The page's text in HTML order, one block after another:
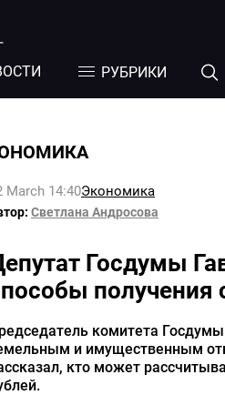
РУБРИКИ
March 14:40Экономика
Светлана Андросова
Госдумы
получения
комитета
и имущественным
кто может